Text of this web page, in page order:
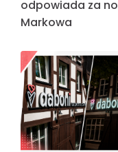
odpowiada za
Markowa